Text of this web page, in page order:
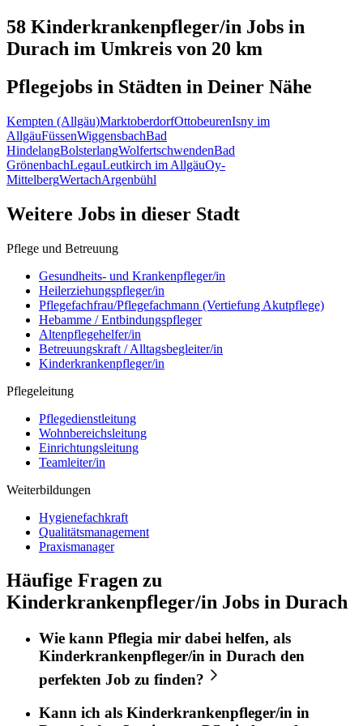
58 Kinderkrankenpfleger/in Jobs in
Durach im Umkreis von 20 km
Pflegejobs in Städten in Deiner Nähe
Kempten (Allgäu)MarktoberdorfOttobeurenIsny im
AllgäuFüssenWiggensbachBad
HindelangBolsterlangWolfertschwendenBad
GrönenbachLegauLeutkirch im AllgäuOy-
MittelbergWertachArgenbühl
Weitere Jobs in dieser Stadt
Pflege und Betreuung
Gesundheits- und Krankenpfleger/in
Heilerziehungspfleger/in
Pflegefachfrau/Pflegefachmann (Vertiefung Akutpflege)
Hebamme / Entbindungspfleger
Altenpflegehelfer/in
Betreuungskraft / Alltagsbegleiter/in
Kinderkrankenpfleger/in
Pflegeleitung
Pflegedienstleitung
Wohnbereichsleitung
Einrichtungsleitung
Teamleiter/in
Weiterbildungen
Hygienefachkraft
Qualitätsmanagement
Praxismanager
Häufige Fragen zu
Kinderkrankenpfleger/in Jobs in Durach
Wie kann Pflegia mir dabei helfen, als
Kinderkrankenpfleger/in in Durach den
perfekten Job zu finden?
Kann ich als Kinderkrankenpfleger/in in